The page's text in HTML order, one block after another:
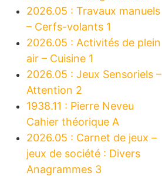
2026.05 : Travaux manuels
– Cerfs-volants 1
2026.05 : Activités de plein
air – Cuisine 1
2026.05 : Jeux Sensoriels –
Attention 2
1938.11 : Pierre Neveu
Cahier théorique A
2026.05 : Carnet de jeux –
jeux de société : Divers
Anagrammes 3